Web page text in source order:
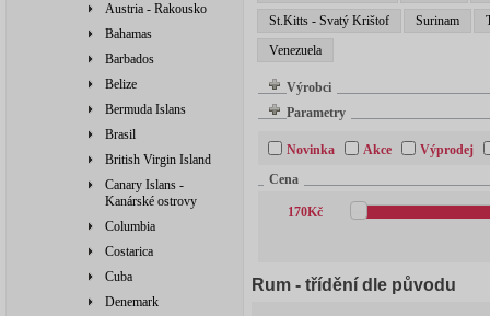
Austria - Rakousko
Bahamas
Barbados
Belize
Bermuda Islans
Brasil
British Virgin Island
Canary Islans -
Kanárské ostrovy
Columbia
Costarica
Cuba
Denemark
St.Kitts - Svatý Krištof
Surinam
Venezuela
Výrobci
Parametry
Novinka Akce
Výprodej
Cena
170Kč
Rum - třídění dle původu